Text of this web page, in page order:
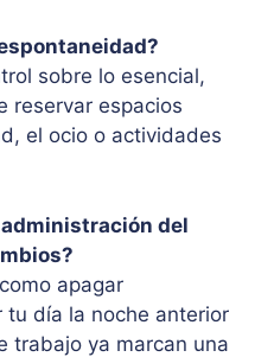
sobre lo esencial,
reservar espacios
el ocio o actividades
administración del
apagar
tu día la noche anterior
trabajo ya marcan una